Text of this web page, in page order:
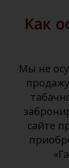
Как
Мы не
сайте